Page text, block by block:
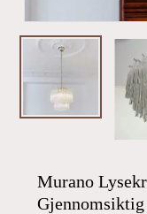
Murano
Gjennomsiktig